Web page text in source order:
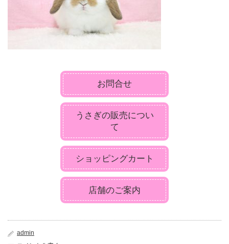
お問合せ
うさぎの販売につい
て
ショッピングカート
店舗のご案内
admin